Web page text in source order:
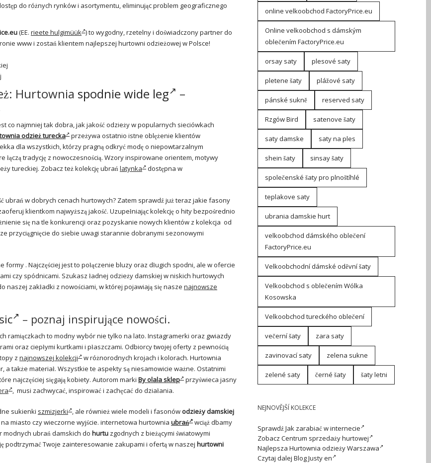
do różnych rynków i asortymentu, eliminując problem geograficznego
(EE. rieete hulgimüük ) to wygodny, rzetelny i doświadczony partner do
www i zostań klientem najlepszej hurtowni odzieżowej w Polsce!
Hurtownia spodnie wide leg –
co najmniej tak dobra, jak jakość odzieży w popularnych sieciówkach
odzież turecka
przeżywa ostatnio istne oblężenie klientów
dla wszystkich, którzy pragną odkryć modę o niepowtarzalnym
tradycję z nowoczesnością. Wzory inspirowane orientem, motywy
tureckiej. Zobacz też kolekcję ubrań latynka
dostępna w
ubrań w dobrych cenach hurtowych? Zatem sprawdź już teraz jakie fasony
klientkom najwyższą jakość. Uzupełniając kolekcję o hity bezpośrednio
się na tle konkurencji oraz pozyskanie nowych klientów z kolekcja od
przyciągnięcie do siebie uwagi starannie dobranymi sezonowymi
formy . Najczęściej jest to połączenie bluzy oraz długich spodni, ale w ofercie
czy spódnicami. Szukasz ładnej odzieży damskiej w niskich hurtowych
naszej zakładki z nowościami, w której pojawiają się nasze najnowsze
– poznaj inspirujące nowości.
ramiączkach to modny wybór nie tylko na lato. Instagramerki oraz gwiazdy
oraz ciepłymi kurtkami i płaszczami. Odbiorcy twojej oferty z pewnością
z najnowszej kolekcji
w różnorodnych krojach i kolorach. Hurtownia
a także materiał. Wszystkie te aspekty są niesamowicie ważne. Ostatnimi
najczęściej sięgają kobiety. Autorom marki By olala sklep
przyświeca jasny
, musi zachwycać, inspirować i zachęcać do działania.
sukienki szmizjerki , ale również wiele modeli i fasonów odzieży damskiej
miasto czy wieczorne wyjście. internetowa hurtownia ubrań
wciąż dbamy
ubrań damskich do hurtu zgodnych z bieżącymi światowymi
podtrzymać Twoje zainteresowanie zakupami i ofertą w naszej hurtowni
online velkoobchod FactoryPrice.eu
Online velkoobchod s dámským
oblečením FactoryPrice.eu
orsay saty plesové saty
pletene šaty plážové saty
pánské sukně reserved saty
Rzgów Bird satenove šaty
saty damske saty na ples
shein šaty sinsay šaty
společenské šaty pro plnoštíhlé
teplakove saty
ubrania damskie hurt
velkoobchod dámského oblečení
FactoryPrice.eu
Velkoobchodní dámské oděvní šaty
Velkoobchod s oblečením Wólka
Kosowska
Velkoobchod tureckého oblečení
večerní šaty zara saty
zavinovací saty zelena sukne
zelené saty černé šaty šaty letni
NEJNOVĚJŠÍ KOLEKCE
SprawdźJak zarabiać w internecie
Zobacz Centrum sprzedaży hurtowej
Najlepsza Hurtownia odzieży Warszawa
Czytaj dalej Blog Justy en